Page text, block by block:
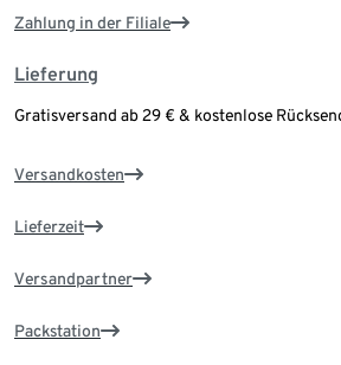
Zahlung in der Filiale
Lieferung
Gratisversand ab 29 € & kostenlose
Versandkosten
Lieferzeit
Versandpartner
Packstation